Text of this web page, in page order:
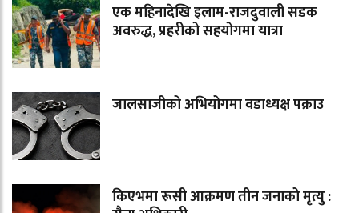
एक महिनादेखि इलाम-राजदुवाली सडक
अवरुद्ध, प्रहरीको सहयोगमा यात्रा
जालसाजीको अभियोगमा वडाध्यक्ष पक्राउ
किएभमा रूसी आक्रमण तीन जनाको मृत्यु :